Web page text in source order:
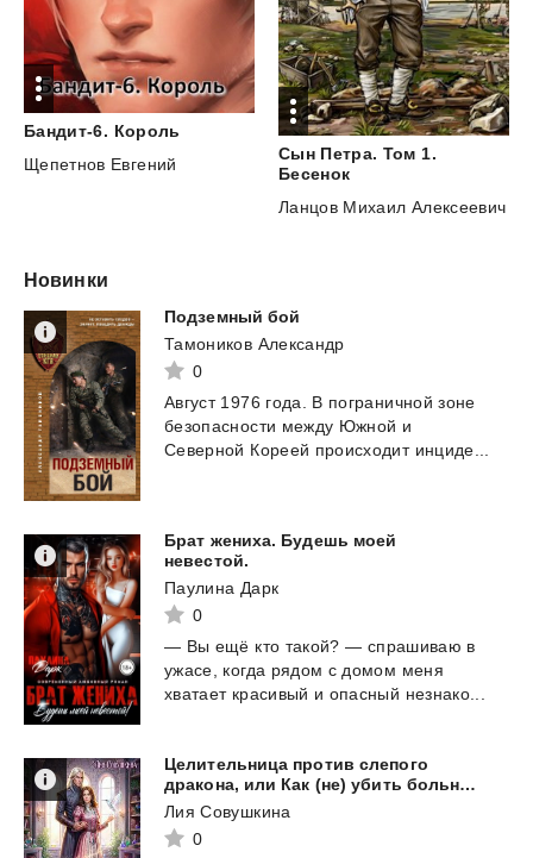
Бандит-6. Король
Щепетнов Евгений
Сын Петра. Том 1.
Бесенок
Ланцов Михаил Алексеевич
Новинки
Подземный бой
Тамоников Александр
0
Август 1976 года. В пограничной зоне
безопасности между Южной и
Северной Кореей происходит инциде...
Брат жениха. Будешь моей
невестой.
Паулина Дарк
0
— Вы ещё кто такой? — спрашиваю в
ужасе,
когда рядом с домом меня
хватает красивый и опасный незнако...
Целительница против слепого
дракона, или Как (не) убить больного
Лия Совушкина
0